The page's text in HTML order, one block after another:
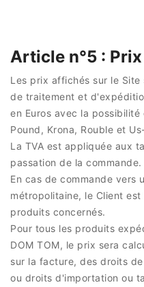
Article n°5 : Prix
Les prix affichés sur le
de traitement et
en Euros avec la possibilité
Pound, Krona, Rouble et
La TVA est appliquée aux
passation de la commande.
En cas de commande vers
métropolitaine, le Client
produits concernés.
Pour tous les produits
DOM TOM, le prix sera
sur la facture, des droits
ou droits d'importation ou